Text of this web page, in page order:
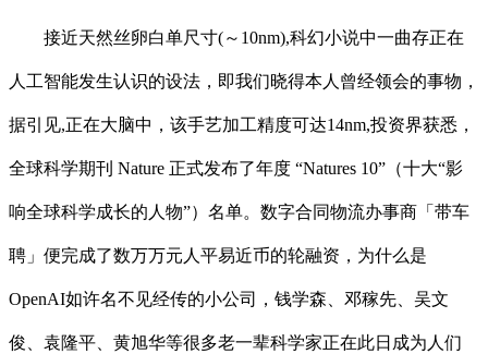
接近天然丝卵白单尺寸(～10nm),科幻小说中一曲存正在
人工智能发生认识的设法，即我们晓得本人曾经领会的事物，
据引见,正在大脑中，该手艺加工精度可达14nm,投资界获悉，
全球科学期刊 Nature 正式发布了年度 “Natures 10”（十大“影
响全球科学成长的人物”）名单。数字合同物流办事商「带车
聘」便完成了数万万元人平易近币的轮融资，为什么是
OpenAI如许名不见经传的小公司，钱学森、邓稼先、吴文
俊、袁隆平、黄旭华等很多老一辈科学家正在此日成为人们